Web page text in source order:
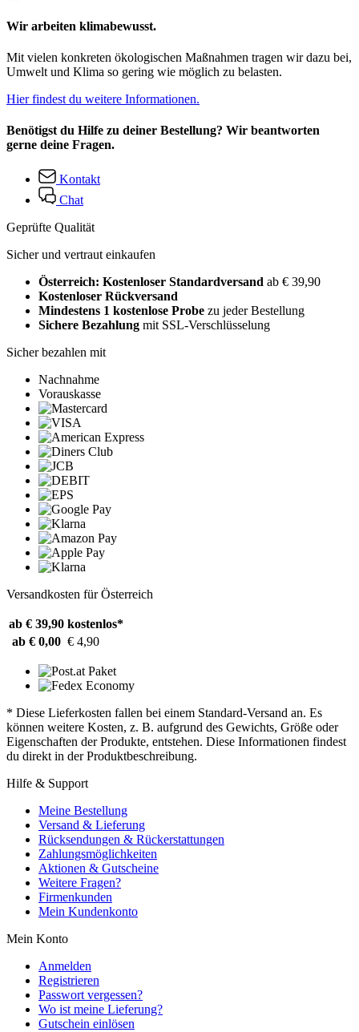
Wir arbeiten klimabewusst.
Mit vielen konkreten ökologischen Maßnahmen tragen wir dazu bei,
Umwelt und Klima so gering wie möglich zu belasten.
Hier findest du weitere Informationen.
Benötigst du Hilfe zu deiner Bestellung? Wir beantworten
gerne deine Fragen.
Kontakt
Chat
Geprüfte Qualität
Sicher und vertraut einkaufen
Österreich: Kostenloser Standardversand ab € 39,90
Kostenloser Rückversand
Mindestens 1 kostenlose Probe zu jeder Bestellung
Sichere Bezahlung mit SSL-Verschlüsselung
Sicher bezahlen mit
Nachnahme
Vorauskasse
Versandkosten für Österreich
ab € 39,90 kostenlos*
ab € 0,00 € 4,90
* Diese Lieferkosten fallen bei einem Standard-Versand an. Es
können weitere Kosten, z. B. aufgrund des Gewichts, Größe oder
Eigenschaften der Produkte, entstehen. Diese Informationen findest
du direkt in der Produktbeschreibung.
Hilfe & Support
Meine Bestellung
Versand & Lieferung
Rücksendungen & Rückerstattungen
Zahlungsmöglichkeiten
Aktionen & Gutscheine
Weitere Fragen?
Firmenkunden
Mein Kundenkonto
Mein Konto
Anmelden
Registrieren
Passwort vergessen?
Wo ist meine Lieferung?
Gutschein einlösen